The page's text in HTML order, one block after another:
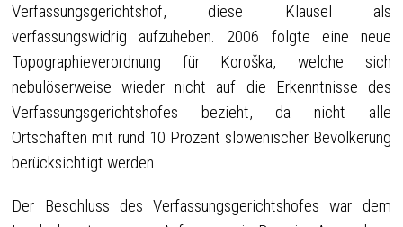
Verfassungsgerichtshof, diese Klausel als
verfassungswidrig aufzuheben. 2006 folgte eine neue
Topographieverordnung für Koroška, welche sich
nebulöserweise wieder nicht auf die Erkenntnisse des
Verfassungsgerichtshofes bezieht, da nicht alle
Ortschaften mit rund 10 Prozent slowenischer Bevölkerung
berücksichtigt werden.
Der Beschluss des Verfassungsgerichtshofes war dem